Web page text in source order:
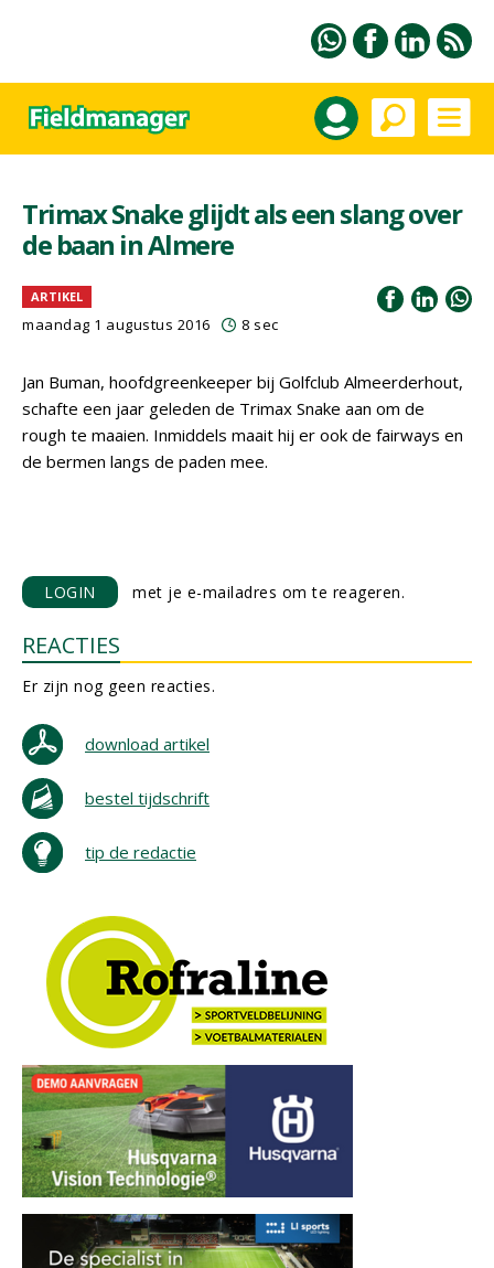
Trimax Snake glijdt als een slang over
de baan in Almere
ARTIKEL
maandag 1 augustus 2016 8 sec
Jan Buman, hoofdgreenkeeper bij Golfclub Almeerderhout,
schafte een jaar geleden de Trimax Snake aan om de
rough te maaien. Inmiddels maait hij er ook de fairways en
de bermen langs de paden mee.
LOGIN met je e-mailadres om te reageren.
REACTIES
Er zijn nog geen reacties.
download artikel
bestel tijdschrift
tip de redactie